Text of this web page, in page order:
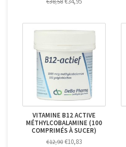
VITAMINE B12 ACTIVE
MÉTHYLCOBALAMINE (100
COMPRIMÉS À SUCER)
€12,90 €10,83